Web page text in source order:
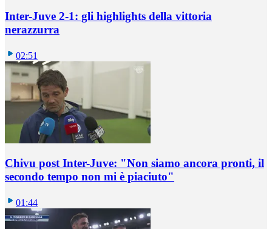
Inter-Juve 2-1: gli highlights della vittoria
nerazzurra
02:51
Chivu post Inter-Juve: "Non siamo ancora pronti, il
secondo tempo non mi è piaciuto"
01:44